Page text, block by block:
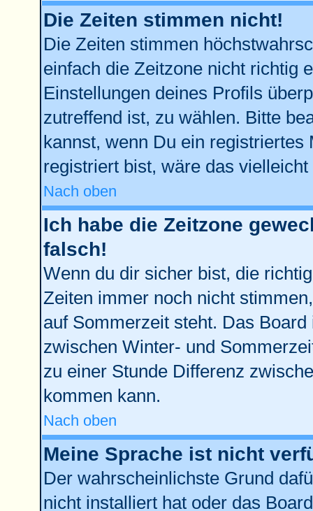
Die Zeiten stimmen nicht!
Die Zeiten stimmen
einfach die Zeitzone nicht richtig
Einstellungen deines Profils
zutreffend ist, zu wählen. Bitte
kannst, wenn Du ein
registriert bist, wäre das
Nach oben
Ich habe die Zeitzone
falsch!
Wenn du dir sicher bist, die
Zeiten immer noch nicht
auf Sommerzeit steht. Das
zwischen Winter- und
zu einer Stunde Differenz
kommen kann.
Nach oben
Meine Sprache ist nicht
Der wahrscheinlichste Grund
nicht installiert hat oder das